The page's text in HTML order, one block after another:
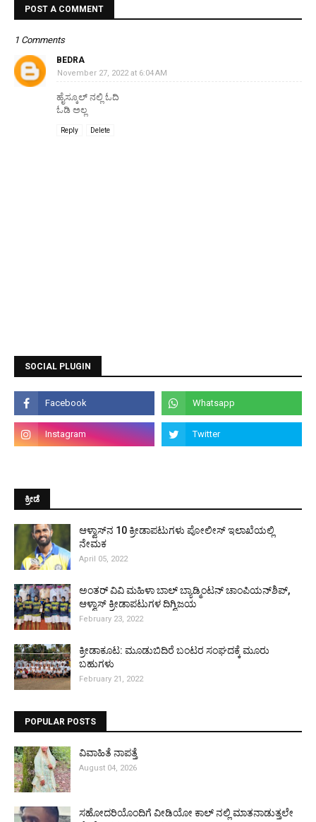
POST A COMMENT
1 Comments
BEDRA
November 27, 2022 at 6:04 AM
ಹೈಸ್ಕೂಲ್ ನಲ್ಲಿ ಓದಿ
ಓಡಿ ಅಲ್ಲ
Reply Delete
SOCIAL PLUGIN
ಕ್ರೀಡೆ
ಆಳ್ವಾಸ್‌ನ 10 ಕ್ರೀಡಾಪಟುಗಳು ಪೋಲೀಸ್ ಇಲಾಖೆಯಲ್ಲಿ
ನೇಮಕ
April 05, 2022
ಅಂತರ್ ವಿವಿ ಮಹಿಳಾ ಬಾಲ್ ಬ್ಯಾಡ್ಮಿಂಟನ್ ಚಾಂಪಿಯನ್‌ಶಿಪ್,
ಆಳ್ವಾಸ್ ಕ್ರೀಡಾಪಟುಗಳ ದಿಗ್ವಿಜಯ
February 23, 2022
ಕ್ರೀಡಾಕೂಟ: ಮೂಡುಬಿದಿರೆ ಬಂಟರ ಸಂಘದಕ್ಕೆ ಮೂರು
ಬಹುಗಳು
February 21, 2022
POPULAR POSTS
ವಿವಾಹಿತೆ ನಾಪತ್ತೆ
August 04, 2026
ಸಹೋದರಿಯೊಂದಿಗೆ ವೀಡಿಯೋ ಕಾಲ್ ನಲ್ಲಿ ಮಾತನಾಡುತ್ತಲೇ